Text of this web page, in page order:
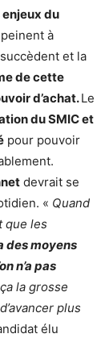
du
à
et la
de cette
d’achat.Le
du SMIC et
pour pouvoir
devrait se
« Quand
que les
des moyens
n’a pas
ça la grosse
plus
élu